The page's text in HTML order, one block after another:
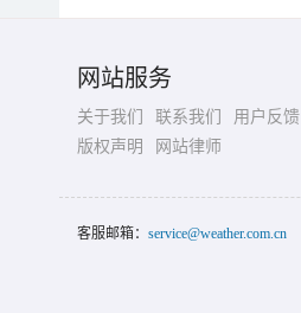
网站服务
关于我们 联系我们
用户反馈
版权声明
网站律师
客服邮箱： service@weather.com.cn